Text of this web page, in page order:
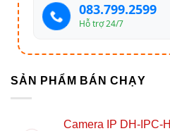
083.799.2599
Hỗ trợ 24/7
SẢN PHẨM BÁN CHẠY
Camera IP DH-IPC-